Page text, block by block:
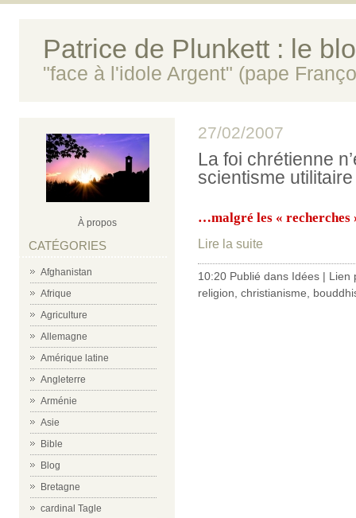
Patrice de Plunkett : le
"face à l'idole Argent" (pape
À propos
CATÉGORIES
Afghanistan
Afrique
Agriculture
Allemagne
Amérique latine
Angleterre
Arménie
Asie
Bible
Blog
Bretagne
cardinal Tagle
27/02/2007
La foi chrétienne
scientisme utilitaire
…malgré les « recherches
Lire la suite
10:20 Publié dans Idées | Lien
religion christianisme